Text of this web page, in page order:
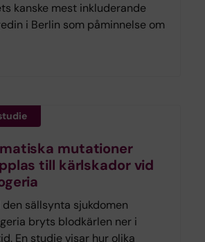
kanske mest inkluderande
i Berlin som påminnelse om
mutationer
till kärlskador vid
sällsynta sjukdomen
bryts blodkärlen ner i
En studie visar hur olika